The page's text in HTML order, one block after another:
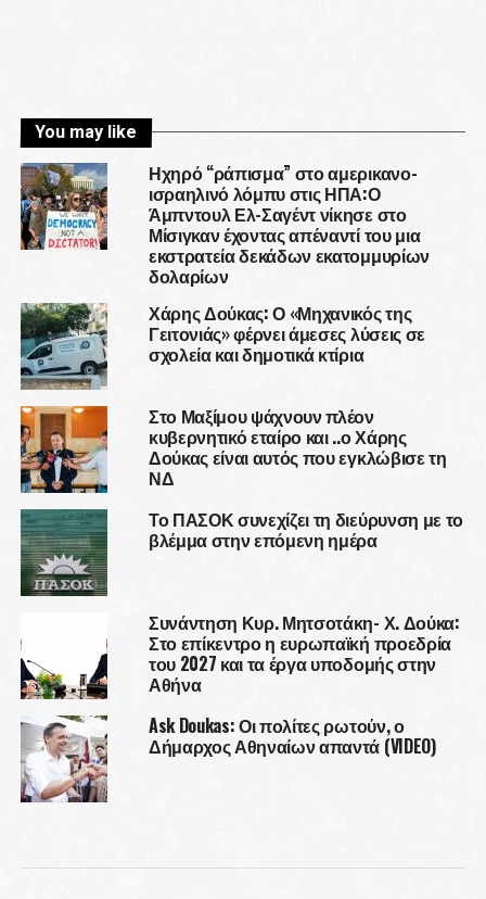
You may like
Ηχηρό “ράπισμα” στο αμερικανο-
ισραηλινό λόμπυ στις ΗΠΑ:Ο
Άμπντουλ Ελ-Σαγέντ νίκησε στο
Μίσιγκαν έχοντας απέναντί του μια
εκστρατεία δεκάδων εκατομμυρίων
δολαρίων
Χάρης Δούκας: Ο «Μηχανικός της
Γειτονιάς» φέρνει άμεσες λύσεις σε
σχολεία και δημοτικά κτίρια
Στο Μαξίμου ψάχνουν πλέον
κυβερνητικό εταίρο και ..ο Χάρης
Δούκας είναι αυτός που εγκλώβισε τη
ΝΔ
Το ΠΑΣΟΚ συνεχίζει τη διεύρυνση με το
βλέμμα στην επόμενη ημέρα
Συνάντηση Κυρ. Μητσοτάκη- Χ. Δούκα:
Στο επίκεντρο η ευρωπαϊκή προεδρία
του 2027 και τα έργα υποδομής στην
Αθήνα
Ask Doukas: Οι πολίτες ρωτούν, ο
Δήμαρχος Αθηναίων απαντά (VIDEO)